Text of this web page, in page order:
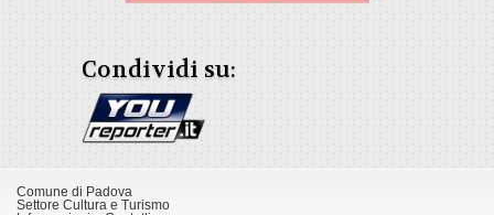
Condividi su:
Comune di Padova
Settore Cultura e Turismo